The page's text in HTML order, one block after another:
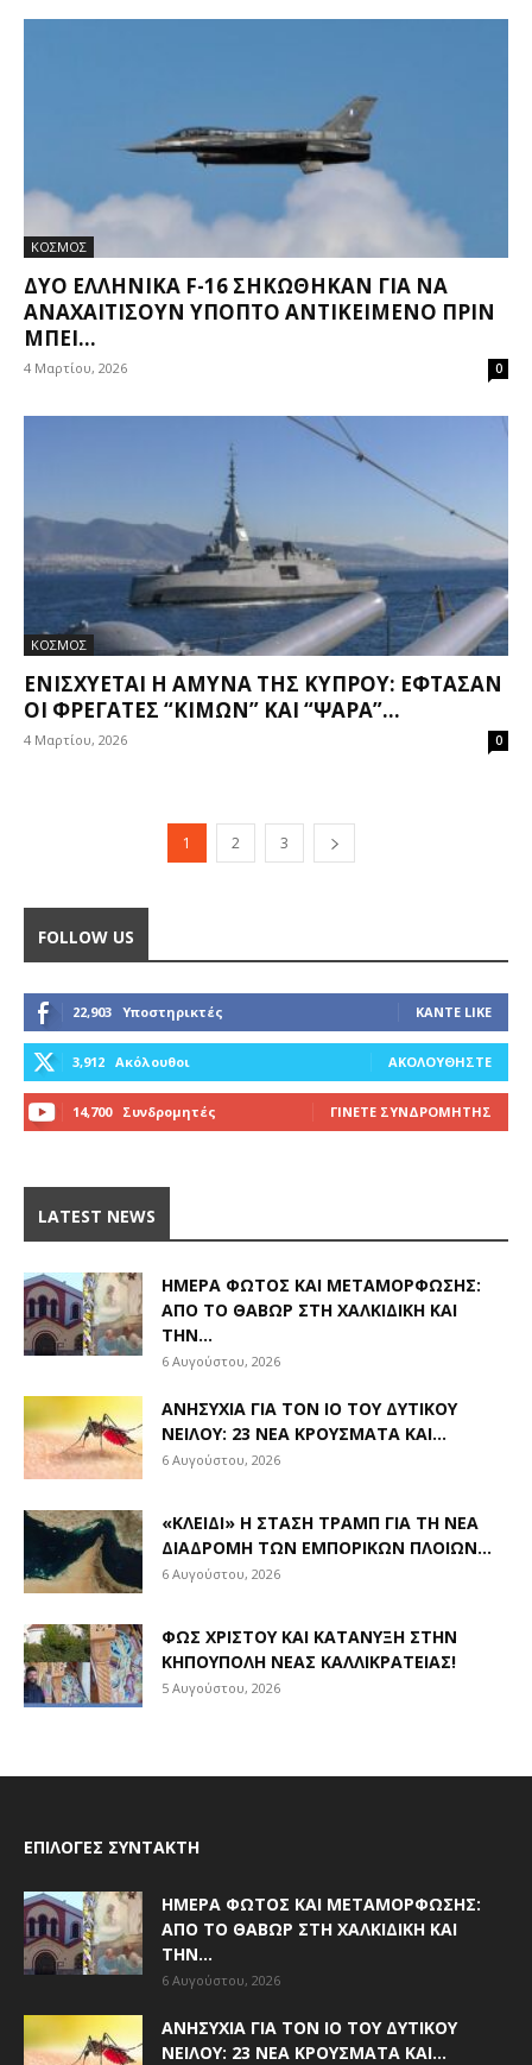
ΚΟΣΜΟΣ
ΔΎΟ ΕΛΛΗΝΙΚΆ F-16 ΣΗΚΏΘΗΚΑΝ ΓΙΑ ΝΑ
ΑΝΑΧΑΙΤΊΣΟΥΝ ΎΠΟΠΤΟ ΑΝΤΙΚΕΊΜΕΝΟ ΠΡΙΝ
ΜΠΕΙ...
4 Μαρτίου, 2026 0
ΚΟΣΜΟΣ
ΕΝΙΣΧΎΕΤΑΙ Η ΆΜΥΝΑ ΤΗΣ ΚΎΠΡΟΥ: ΈΦΤΑΣΑΝ
ΟΙ ΦΡΕΓΆΤΕΣ “ΚΊΜΩΝ” ΚΑΙ “ΨΑΡΆ”...
4 Μαρτίου, 2026 0
1 2 3
FOLLOW US
22,903 Υποστηρικτές ΚΆΝΤΕ LIKE
3,912 Ακόλουθοι ΑΚΟΛΟΥΘΉΣΤΕ
14,700 Συνδρομητές ΓΊΝΕΤΕ ΣΥΝΔΡΟΜΗΤΉΣ
LATEST NEWS
ΗΜΈΡΑ ΦΩΤΌΣ ΚΑΙ ΜΕΤΑΜΌΡΦΩΣΗΣ:
ΑΠΌ ΤΟ ΘΑΒΏΡ ΣΤΗ ΧΑΛΚΙΔΙΚΉ ΚΑΙ
ΤΗΝ...
6 Αυγούστου, 2026
ΑΝΗΣΥΧΊΑ ΓΙΑ ΤΟΝ ΙΌ ΤΟΥ ΔΥΤΙΚΟΎ
ΝΕΊΛΟΥ: 23 ΝΈΑ ΚΡΟΎΣΜΑΤΑ ΚΑΙ...
6 Αυγούστου, 2026
«ΚΛΕΙΔΊ» Η ΣΤΆΣΗ ΤΡΑΜΠ ΓΙΑ ΤΗ ΝΈΑ
ΔΙΑΔΡΟΜΉ ΤΩΝ ΕΜΠΟΡΙΚΏΝ ΠΛΟΊΩΝ...
6 Αυγούστου, 2026
ΦΩΣ ΧΡΙΣΤΟΎ ΚΑΙ ΚΑΤΆΝΥΞΗ ΣΤΗΝ
ΚΗΠΟΎΠΟΛΗ ΝΈΑΣ ΚΑΛΛΙΚΡΆΤΕΙΑΣ!
5 Αυγούστου, 2026
ΕΠΙΛΟΓΈΣ ΣΥΝΤΆΚΤΗ
ΗΜΈΡΑ ΦΩΤΌΣ ΚΑΙ ΜΕΤΑΜΌΡΦΩΣΗΣ:
ΑΠΌ ΤΟ ΘΑΒΏΡ ΣΤΗ ΧΑΛΚΙΔΙΚΉ ΚΑΙ
ΤΗΝ...
6 Αυγούστου, 2026
ΑΝΗΣΥΧΊΑ ΓΙΑ ΤΟΝ ΙΌ ΤΟΥ ΔΥΤΙΚΟΎ
ΝΕΊΛΟΥ: 23 ΝΈΑ ΚΡΟΎΣΜΑΤΑ ΚΑΙ...